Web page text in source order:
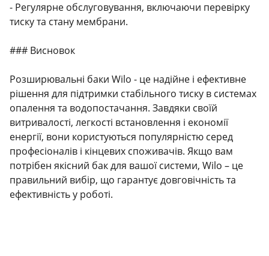
- Регулярне обслуговування, включаючи перевірку
тиску та стану мембрани.
### Висновок
Розширювальні баки Wilo - це надійне і ефективне
рішення для підтримки стабільного тиску в системах
опалення та водопостачання. Завдяки своїй
витривалості, легкості встановлення і економії
енергії, вони користуються популярністю серед
професіоналів і кінцевих споживачів. Якщо вам
потрібен якісний бак для вашої системи, Wilo – це
правильний вибір, що гарантує довговічність та
ефективність у роботі.